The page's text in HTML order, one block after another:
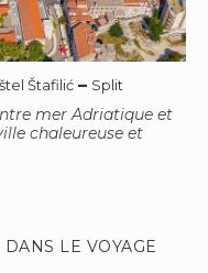
Štafilić – Split
mer Adriatique et
chaleureuse et
DANS LE VOYAGE